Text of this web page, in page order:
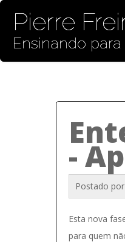
Pierre
Ensinando
-
Postado por
Esta nova
para quem